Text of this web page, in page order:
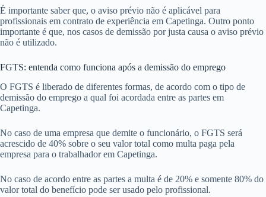
É importante saber que, o aviso prévio não é aplicável para
profissionais em contrato de experiência em Capetinga. Outro ponto
importante é que, nos casos de demissão por justa causa o aviso prévio
não é utilizado.
FGTS: entenda como funciona após a demissão do emprego
O FGTS é liberado de diferentes formas, de acordo com o tipo de
demissão do emprego a qual foi acordada entre as partes em
Capetinga.
No caso de uma empresa que demite o funcionário, o FGTS será
acrescido de 40% sobre o seu valor total como multa paga pela
empresa para o trabalhador em Capetinga.
No caso de acordo entre as partes a multa é de 20% e somente 80% do
valor total do benefício pode ser usado pelo profissional.